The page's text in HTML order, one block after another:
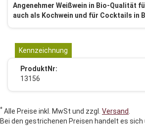
Angenehmer Weißwein in Bio-Qualität
auch als Kochwein und für Cocktails in
Kennzeichnung
ProduktNr:
13156
* Alle Preise inkl. MwSt und zzgl. Versand
Bei den gestrichenen Preisen handelt es